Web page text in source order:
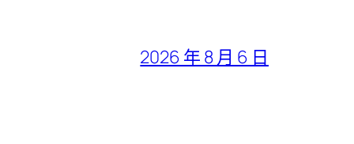
2026 年 8 月 6 日